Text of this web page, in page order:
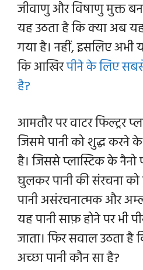
जीवाणु और विषाणु मुक्त
यह उठता है कि क्या अब
गया है। नहीं, इसलिए अभी
कि आखिरपीने के लिए
है?
आमतौर पर वाटर फिल्ट्रर
जिसमे पानी को शुद्ध करने
है। जिससे प्लास्टिक के नैनो
घुलकर पानी की संरचना
पानी असंरचनात्मक और
यह पानी साफ़ होने पर भी
जाता। फिर सवाल उठता
अच्छा पानी कौन सा है?